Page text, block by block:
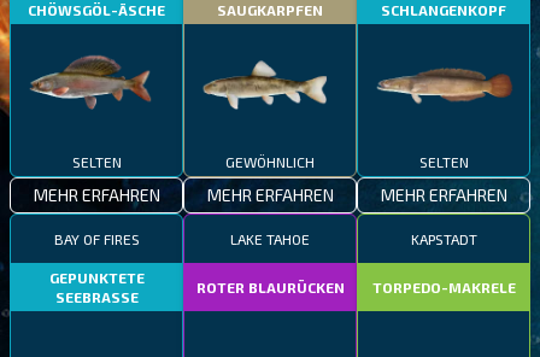
CHÖWSGÖL-ÄSCHE
SELTEN
MEHR ERFAHREN
SAUGKARPFEN
GEWÖHNLICH
MEHR ERFAHREN
SCHLANGENKOPF
SELTEN
MEHR ERFAHREN
BAY OF FIRES
GEPUNKTETE
SEEBRASSE
LAKE TAHOE
ROTER BLAURÜCKEN
KAPSTADT
TORPEDO-MAKRELE